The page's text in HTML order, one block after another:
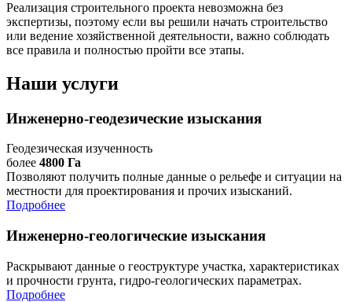
Реализация строительного проекта невозможна без
экспертизы, поэтому если вы решили начать строительство
или ведение хозяйственной деятельности, важно соблюдать
все правила и полностью пройти все этапы.
Наши услуги
Инженерно-геодезические изыскания
Геодезическая изученность
более 4800 Га
Позволяют получить полные данные о рельефе и ситуации на
местности для проектирования и прочих изысканий.
Подробнее
Инженерно-геологические изыскания
Раскрывают данные о геоструктуре участка, характеристиках
и прочности грунта, гидро-геологических параметрах.
Подробнее